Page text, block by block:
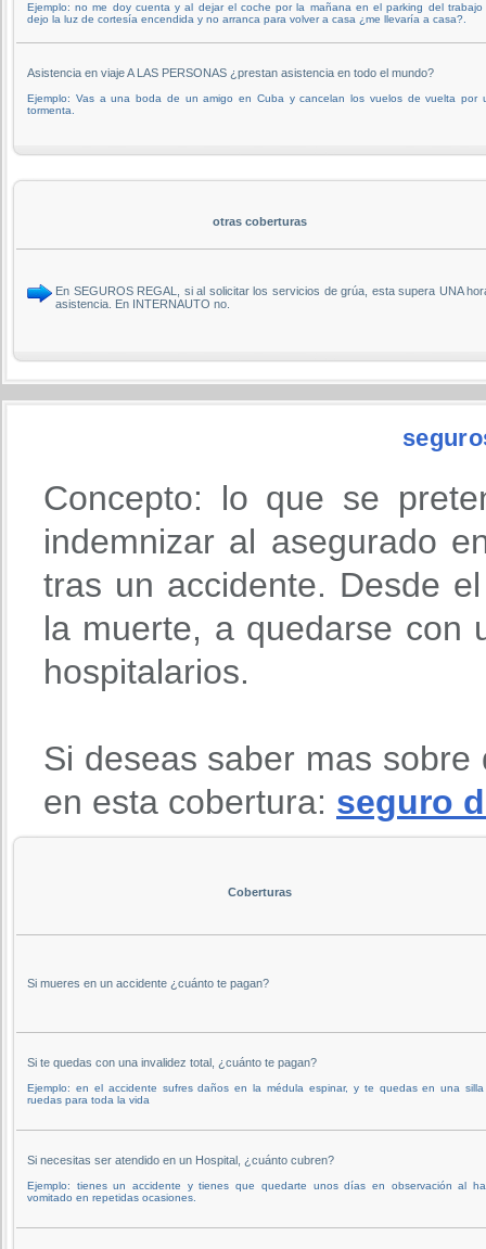
Ejemplo: no me doy cuenta y al dejar el coche por la mañana en el parking del trabajo
dejo la luz de cortesía encendida y no arranca para volver a casa ¿me llevaría a casa?.
Asistencia en viaje A LAS PERSONAS ¿prestan asistencia en todo el mundo?
Ejemplo: Vas a una boda de un amigo en Cuba y cancelan los vuelos de vuelta por
tormenta.
otras coberturas
En SEGUROS REGAL, si al solicitar los servicios de grúa, esta supera UNA
asistencia. En INTERNAUTO no.
Concepto: lo que se
indemnizar al asegurado
tras un accidente. Desde
la muerte, a quedarse con
hospitalarios.
Si deseas saber mas
en esta cobertura: seguro
Coberturas
Si mueres en un accidente ¿cuánto te pagan?
Si te quedas con una invalidez total, ¿cuánto te pagan?
Ejemplo: en el accidente sufres daños en la médula espinar, y te quedas en una
ruedas para toda la vida
Si necesitas ser atendido en un Hospital, ¿cuánto cubren?
Ejemplo: tienes un accidente y tienes que quedarte unos días en observación al
vomitado en repetidas ocasiones.